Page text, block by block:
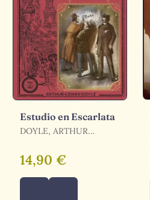
Estudio en Escarlata
DOYLE, ARTHUR
14,90 €